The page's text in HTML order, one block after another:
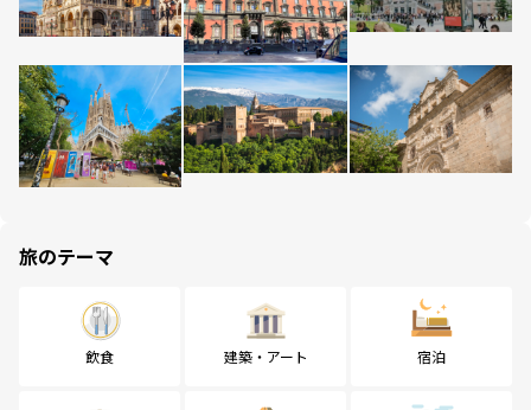
旅のテーマ
飲食 建築・アート 宿泊